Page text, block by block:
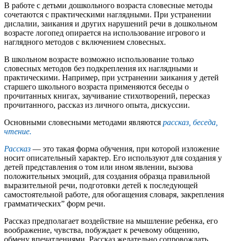
В работе с детьми дошкольного возраста словесные методы
сочетаются с практическими наглядными. При устранении
дислалии, заикания и других нарушений речи в дошкольном
возрасте логопед опирается на использование игрового и
наглядного методов с включением словесных.
В школьном возрасте возможно использование только
словесных методов без подкрепления их наглядными и
практическими. Например, при устранении заикания у детей
старшего школьного возраста применяются беседы о
прочитанных книгах, заучивание стихотворений, пересказ
прочитанного, рассказ из личного опыта, дискуссии.
Основными словесными методами являются рассказ, беседа,
чтение.
Рассказ — это такая форма обучения, при которой изложение
носит описательный характер. Его используют для создания у
детей представления о том или ином явлении, вызова
положительных эмоций, для создания образца правильной
выразительной речи, подготовки детей к последующей
самостоятельной работе, для обогащения словаря, закрепления
грамматических” форм речи.
Рассказ предполагает воздействие на мышление ребенка, его
воображение, чувства, побуждает к речевому общению,
обмену впечатлениями. Рассказ желательно сопровождать